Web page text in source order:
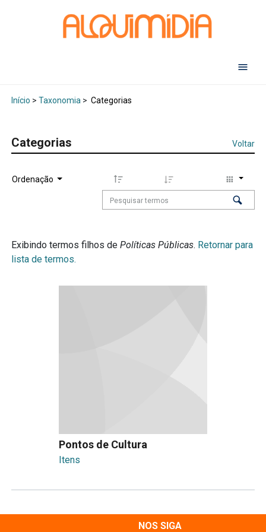
Início > Taxonomia> Categorias
Categorias Voltar
Ordenação
Exibindo termos filhos de Políticas Públicas. Retornar para
lista de termos.
Pontos de Cultura
Itens
NOS SIGA